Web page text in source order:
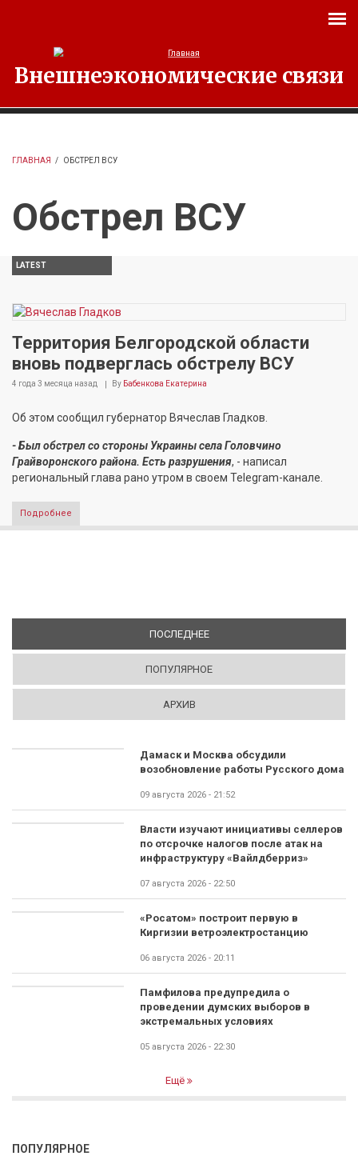
Внешнеэкономические связи
ГЛАВНАЯ / ОБСТРЕЛ ВСУ
Обстрел ВСУ
LATEST
Территория Белгородской области
вновь подверглась обстрелу ВСУ
4 года 3 месяца назад By Бабенкова Екатерина
Об этом сообщил губернатор Вячеслав Гладков.
- Был обстрел со стороны Украины села Головчино
Грайворонского района. Есть разрушения, - написал
региональный глава рано утром в своем Telegram-канале.
Подробнее
ПОСЛЕДНЕЕ(АКТИВНАЯ ВКЛАДКА)
ПОПУЛЯРНОЕ
АРХИВ
Дамаск и Москва обсудили
возобновление работы Русского дома
09 августа 2026 - 21:52
Власти изучают инициативы селлеров
по отсрочке налогов после атак на
инфраструктуру «Вайлдберриз»
07 августа 2026 - 22:50
«Росатом» построит первую в
Киргизии ветроэлектростанцию
06 августа 2026 - 20:11
Памфилова предупредила о
проведении думских выборов в
экстремальных условиях
05 августа 2026 - 22:30
Ещё
ПОПУЛЯРНОЕ